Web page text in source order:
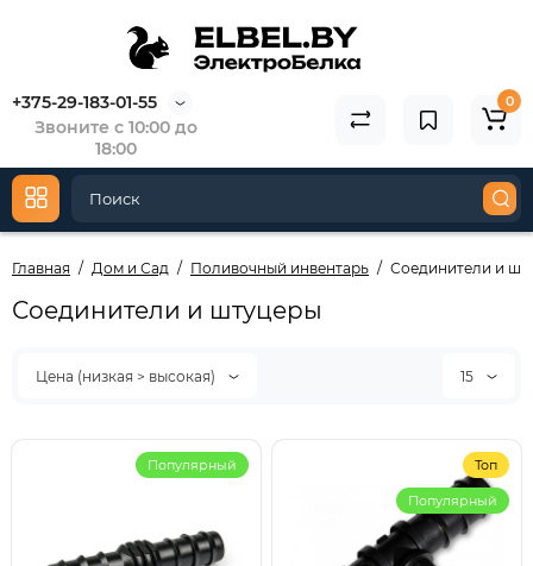
+375-29-183-01-55
Звоните с 10:00 до
18:00
0
Главная Дом и Сад Поливочный инвентарь Соединители и
Соединители и штуцеры
Цена (низкая > высокая) 15
Популярный Топ
Популярный